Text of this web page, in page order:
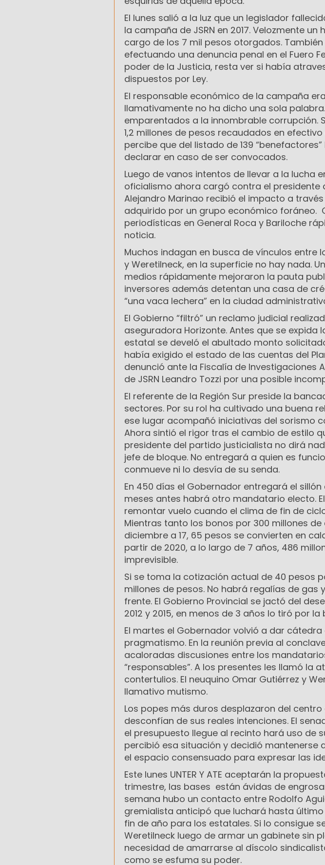
El lunes salió a la luz que un legislador
la campaña de JSRN en 2017. Velozmente
cargo de los 7 mil pesos otorgados. También
efectuando una denuncia penal en el Fuero
poder de la Justicia, resta ver si había
dispuestos por Ley.
El responsable económico de la campaña
llamativamente no ha dicho una sola
emparentados a la innombrable corrupción.
1,2 millones de pesos recaudados en
percibe que del listado de 139
declarar en caso de ser convocados.
Luego de vanos intentos de llevar a la lucha
oficialismo ahora cargó contra el presidente
Alejandro Marinao recibió el impacto a
adquirido por un grupo económico foráneo.
periodísticas en General Roca y Bariloche
noticia.
Muchos indagan en busca de vínculos entre
y Weretilneck, en la superficie no hay nada.
medios rápidamente mejoraron la pauta
inversores además detentan una casa de
“una vaca lechera” en la ciudad
El Gobierno “filtró” un reclamo judicial
aseguradora Horizonte. Antes que se expida
estatal se develó el abultado monto
había exigido el estado de las cuentas del
denunció ante la Fiscalía de Investigaciones
de JSRN Leandro Tozzi por una posible
El referente de la Región Sur preside la
sectores. Por su rol ha cultivado una buena
ese lugar acompañó iniciativas del sorismo
Ahora sintió el rigor tras el cambio de estilo
presidente del partido justicialista no dirá
jefe de bloque. No entregará a quien es
conmueve ni lo desvía de su senda.
En 450 días el Gobernador entregará el sillón
meses antes habrá otro mandatario electo.
remontar vuelo cuando el clima de fin de
Mientras tanto los bonos por 300 millones
diciembre a 17, 65 pesos se convierten en
partir de 2020, a lo largo de 7 años, 486
imprevisible.
Si se toma la cotización actual de 40 pesos
millones de pesos. No habrá regalías de
frente. El Gobierno Provincial se jactó del
2012 y 2015, en menos de 3 años lo tiró por la
El martes el Gobernador volvió a dar
pragmatismo. En la reunión previa al
acaloradas discusiones entre los
“responsables”. A los presentes les llamó la
contertulios. El neuquino Omar Gutiérrez y
llamativo mutismo.
Los popes más duros desplazaron del
desconfían de sus reales intenciones. El
el presupuesto llegue al recinto hará uso de
percibió esa situación y decidió mantenerse
el espacio consensuado para expresar las
Este lunes UNTER Y ATE aceptarán la
trimestre, las bases están ávidas de
semana hubo un contacto entre Rodolfo
gremialista anticipó que luchará hasta
fin de año para los estatales. Si lo consigue
Weretilneck luego de armar un gabinete sin
necesidad de amarrarse al díscolo
como se esfuma su poder.